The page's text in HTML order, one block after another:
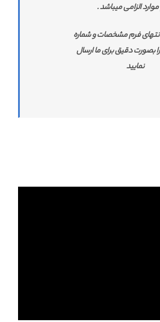
الزامی میباشد .
فرم مشخصات و شماره
بصورت دقیق برای ما ارسال
نمایید